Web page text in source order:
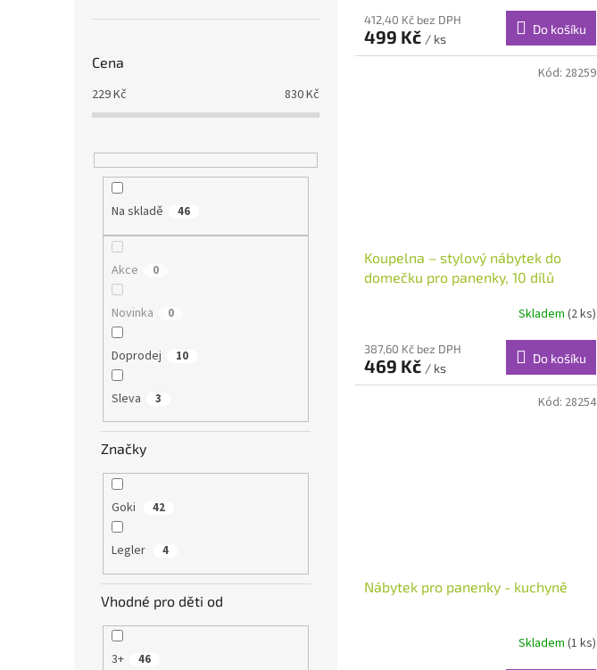
Cena
229Kč 830Kč
Na skladě 46
Akce 0
Novinka 0
Doprodej 10
Sleva 3
Značky
Goki 42
Legler 4
Vhodné pro děti od
3+ 46
412,40 Kč bez DPH
499 Kč / ks
Do košíku
Koupelna – stylový nábytek do
domečku pro panenky, 10 dílů
Skladem (2 ks)
387,60 Kč bez DPH
469 Kč / ks
Do košíku
Kód: 28259
Nábytek pro panenky - kuchyně
Skladem (1 ks)
Kód: 28254